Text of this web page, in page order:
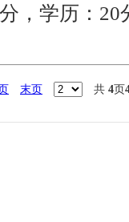
，学历：20
末页 共 4页